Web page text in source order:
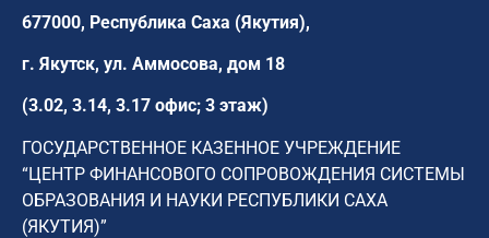
677000, Республика Саха (Якутия),
г. Якутск, ул. Аммосова, дом 18
(3.02, 3.14, 3.17 офис; 3 этаж)
ГОСУДАРСТВЕННОЕ КАЗЕННОЕ УЧРЕЖДЕНИЕ
“ЦЕНТР ФИНАНСОВОГО СОПРОВОЖДЕНИЯ СИСТЕМЫ
ОБРАЗОВАНИЯ И НАУКИ РЕСПУБЛИКИ САХА
(ЯКУТИЯ)”